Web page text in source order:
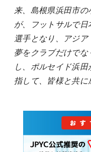
来、島根県浜田市
が、フットサルで
選手となり、アジ
夢をクラブだけで
し、ポルセイド浜
指して、皆様と共に